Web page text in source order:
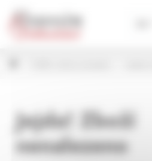
Jejda! Zboží
nenalezeno
Panel pro správu cookies